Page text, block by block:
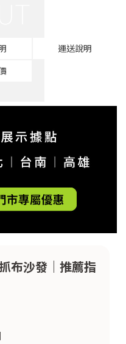
運送說明
布沙發｜推薦指